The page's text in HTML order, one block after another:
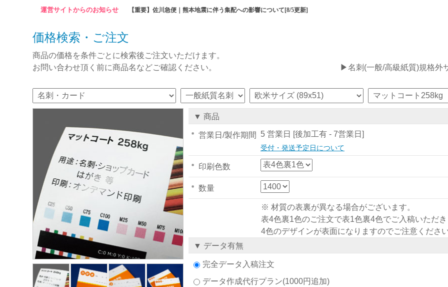
運営サイトからのお知らせ 【重要】佐川急便｜熊本地震に伴う集配への影響について[8/5更新]
価格検索・ご注文
商品の価格を条件ごとに検索後ご注文いただけます。
お問い合わせ頂く前に商品名などご確認ください。
▶名刺(一般/高級紙質)規格外
▼ 商品
営業日/製作期間 5 営業日 [後加工有 - 7営業日]
受付・発送予定日について
印刷色数
数量
※ 材質の表裏が異なる場合がございます。
表4色裏1色のご注文で表1色裏4色でご入稿いただ
4色のデザインが表面になりますのでご注意くださ
▼ データ有無
完全データ入稿注文
データ作成代行プラン(1000円追加)